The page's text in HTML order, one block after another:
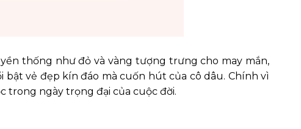
thống như đỏ và vàng tượng trưng cho may mắn,
bật vẻ đẹp kín đáo mà cuốn hút của cô dâu. Chính vì
trong ngày trọng đại của cuộc đời.